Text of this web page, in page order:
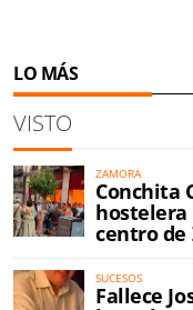
LO MÁS
VISTO
ZAMORA
Conchita
hostelera
centro de
SUCESOS
Fallece